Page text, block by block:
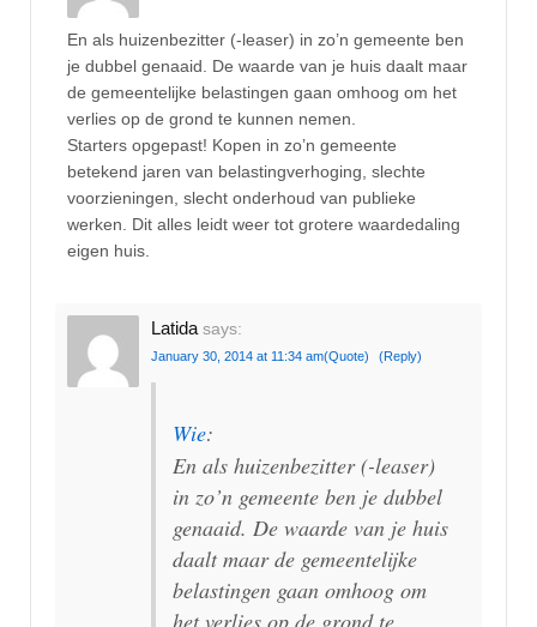
En als huizenbezitter (-leaser) in zo’n gemeente ben
je dubbel genaaid. De waarde van je huis daalt maar
de gemeentelijke belastingen gaan omhoog om het
verlies op de grond te kunnen nemen.
Starters opgepast! Kopen in zo’n gemeente
betekend jaren van belastingverhoging, slechte
voorzieningen, slecht onderhoud van publieke
werken. Dit alles leidt weer tot grotere waardedaling
eigen huis.
Latida says:
January 30, 2014 at 11:34 am(Quote) (Reply)
Wie:
En als huizenbezitter (-leaser)
in zo’n gemeente ben je dubbel
genaaid. De waarde van je huis
daalt maar de gemeentelijke
belastingen gaan omhoog om
het verlies op de grond te